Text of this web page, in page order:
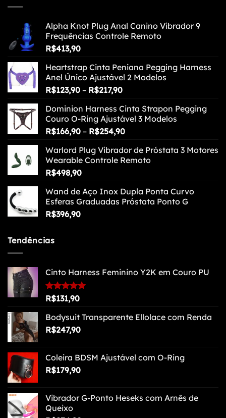
Alpha Knot Plug Anal Canino Vibrador 9
Frequências Controle Remoto
R$413,90
Heartstrap Cinta Peniana Pegging Harness
Anel Único Ajustável 2 Modelos
R$123,90 – R$217,90Faixa
preço:
R$123,90
através
Dominion Harness Cinta Strapon Pegging
Couro O-Ring Ajustável 3 Modelos
R$166,90 – R$254,90Faixa
preço:
R$166,90
Warlord Plug Vibrador de Próstata 3 Motores
Wearable Controle Remoto
R$498,90
Wand de Aço Inox Dupla Ponta Curvo
Esferas Graduadas Próstata Ponto G
R$396,90
Tendências
Cinto Harness Feminino Y2K em Couro PU
Avaliação
de 5
R$131,90
Bodysuit Transparente Ellolace com Renda
R$247,90
Coleira BDSM Ajustável com O-Ring
R$179,90
Vibrador G-Ponto Heseks com Arnês de
Queixo